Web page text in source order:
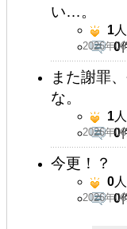
い…。
2026年
1人
0
また謝罪
な。
2026年
1人
0
今更！？
2026年
0人
0